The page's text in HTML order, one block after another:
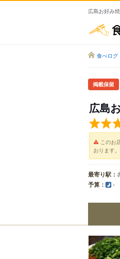
広島お好み
食べログ
掲載保留
広島
このお
おります。
最寄り駅：
予算： -